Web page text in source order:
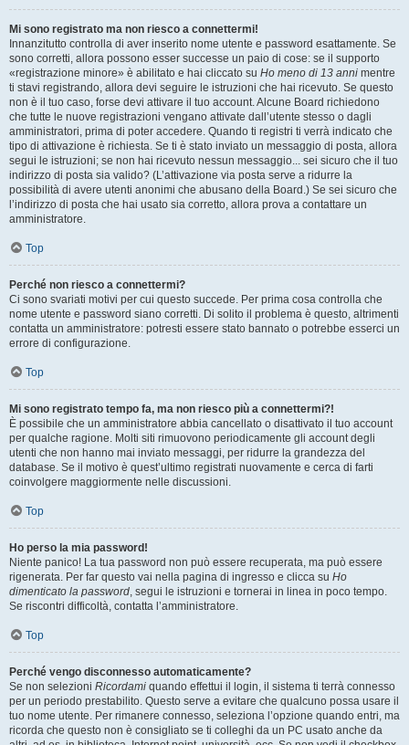
Mi sono registrato ma non riesco a connettermi!
Innanzitutto controlla di aver inserito nome utente e password esattamente. Se
sono corretti, allora possono esser successe un paio di cose: se il supporto
«registrazione minore» è abilitato e hai cliccato su Ho meno di 13 anni mentre
ti stavi registrando, allora devi seguire le istruzioni che hai ricevuto. Se questo
non è il tuo caso, forse devi attivare il tuo account. Alcune Board richiedono
che tutte le nuove registrazioni vengano attivate dall’utente stesso o dagli
amministratori, prima di poter accedere. Quando ti registri ti verrà indicato che
tipo di attivazione è richiesta. Se ti è stato inviato un messaggio di posta, allora
segui le istruzioni; se non hai ricevuto nessun messaggio... sei sicuro che il tuo
indirizzo di posta sia valido? (L’attivazione via posta serve a ridurre la
possibilità di avere utenti anonimi che abusano della Board.) Se sei sicuro che
l’indirizzo di posta che hai usato sia corretto, allora prova a contattare un
amministratore.
Top
Perché non riesco a connettermi?
Ci sono svariati motivi per cui questo succede. Per prima cosa controlla che
nome utente e password siano corretti. Di solito il problema è questo, altrimenti
contatta un amministratore: potresti essere stato bannato o potrebbe esserci un
errore di configurazione.
Top
Mi sono registrato tempo fa, ma non riesco più a connettermi?!
È possibile che un amministratore abbia cancellato o disattivato il tuo account
per qualche ragione. Molti siti rimuovono periodicamente gli account degli
utenti che non hanno mai inviato messaggi, per ridurre la grandezza del
database. Se il motivo è quest’ultimo registrati nuovamente e cerca di farti
coinvolgere maggiormente nelle discussioni.
Top
Ho perso la mia password!
Niente panico! La tua password non può essere recuperata, ma può essere
rigenerata. Per far questo vai nella pagina di ingresso e clicca su Ho
dimenticato la password, segui le istruzioni e tornerai in linea in poco tempo.
Se riscontri difficoltà, contatta l’amministratore.
Top
Perché vengo disconnesso automaticamente?
Se non selezioni Ricordami quando effettui il login, il sistema ti terrà connesso
per un periodo prestabilito. Questo serve a evitare che qualcuno possa usare il
tuo nome utente. Per rimanere connesso, seleziona l’opzione quando entri, ma
ricorda che questo non è consigliato se ti colleghi da un PC usato anche da